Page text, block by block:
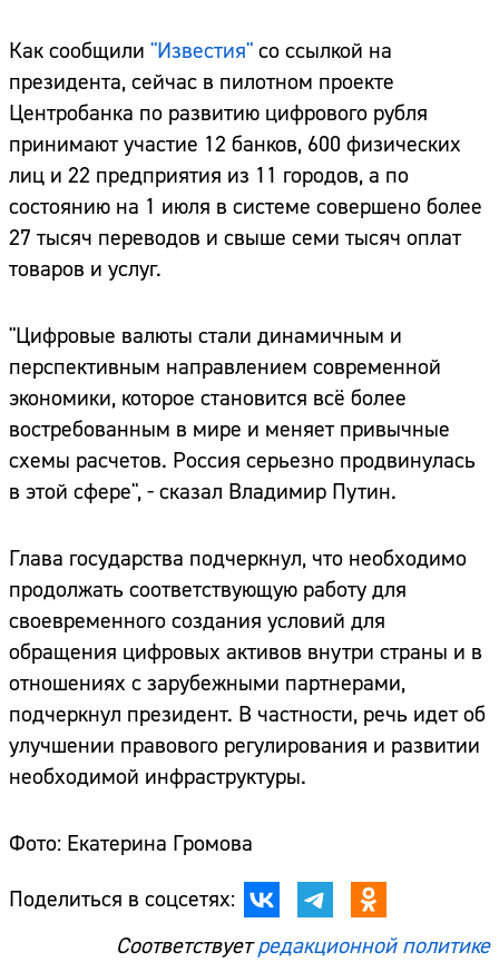
Как сообщили "Известия" со ссылкой на
президента, сейчас в пилотном проекте
Центробанка по развитию цифрового рубля
принимают участие 12 банков, 600 физических
лиц и 22 предприятия из 11 городов, а по
состоянию на 1 июля в системе совершено более
27 тысяч переводов и свыше семи тысяч оплат
товаров и услуг.
"Цифровые валюты стали динамичным и
перспективным направлением современной
экономики, которое становится всё более
востребованным в мире и меняет привычные
схемы расчетов. Россия серьезно продвинулась
в этой сфере", - сказал Владимир Путин.
Глава государства подчеркнул, что необходимо
продолжать соответствующую работу для
своевременного создания условий для
обращения цифровых активов внутри страны и в
отношениях с зарубежными партнерами,
подчеркнул президент. В частности, речь идет об
улучшении правового регулирования и развитии
необходимой инфраструктуры.
Фото: Екатерина Громова
Поделиться в соцсетях:
Соответствуетредакционной политике